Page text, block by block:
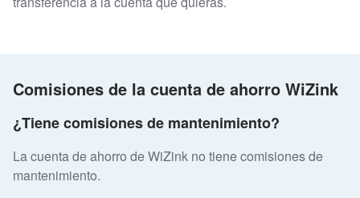
Comisiones de la cuenta de ahorro WiZink
¿Tiene comisiones de mantenimiento?
La cuenta de ahorro de WiZink no tiene comisiones de
mantenimiento.